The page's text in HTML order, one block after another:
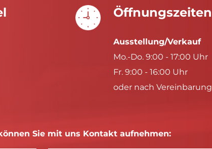
Öffnungszeiten
Ausstellung/Verkauf
Mo.-Do. 9:00 - 17:00 Uhr
Fr. 9:00 - 16:00 Uhr
oder nach Vereinbarung
Sie mit uns Kontakt aufnehmen: